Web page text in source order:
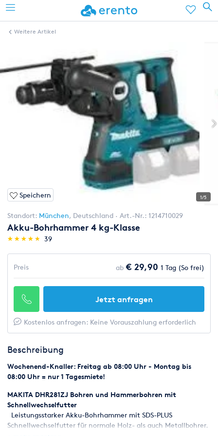
Weitere Artikel
Speichern 1/5
Standort: München, Deutschland Art.-Nr.: 1214710029
Akku-Bohrhammer 4 kg-Klasse
(*)
★
★
(*)★
★
(*) ★
★
(*) ★
★
(*) ★
★ 39
Preis ab € 29,90 1 Tag (So frei)
Jetzt anfragen
Kostenlos anfragen: Keine Vorauszahlung erforderlich
Beschreibung
Wochenend-Knaller: Freitag ab 08:00 Uhr - Montag bis
08:00 Uhr = nur 1 Tagesmiete!
MAKITA DHR281ZJ Bohren und Hammerbohren mit
Schnellwechselfutter
Leistungsstarker Akku-Bohrhammer mit SDS-PLUS
Schnellwechselfutter für normale Holz- als auch Metallbohrer.